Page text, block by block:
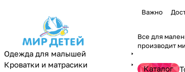
Важно
Все для
производит
Каталог
Одежда для малышей
Кроватки и матрасики